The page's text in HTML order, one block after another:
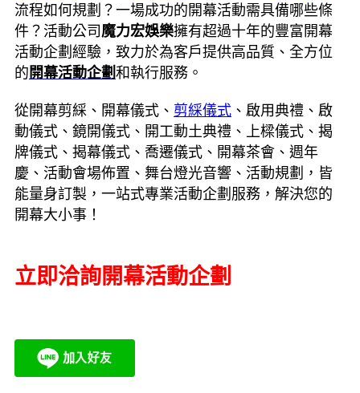
流程如何規劃？一場成功的開幕活動需具備哪些條
件？活動公司 魔力宏娛樂擁有超過十年的豐富開幕
活動企劃經驗，致力於為客戶提供高品質、全方位
的 開幕活動企劃 和執行服務。
從開幕剪綵、開幕儀式、 剪綵儀式 、啟用典禮、啟
動儀式、鏡開儀式、開工動土典禮、上樑儀式、揭
牌儀式、揭幕儀式、喬遷儀式、開幕茶會、週年
慶、活動會場佈置、舞台燈光音響、活動規劃，皆
能量身訂製，一站式專業活動企劃服務，解決您的
開幕大小事！
立即洽詢開幕活動企劃